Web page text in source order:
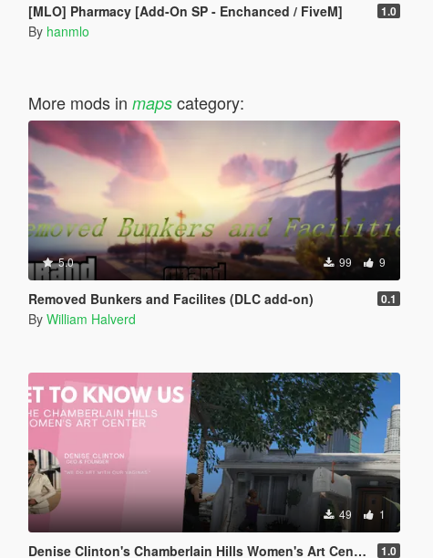
[MLO] Pharmacy [Add-On SP - Enchanced / FiveM] 1.0
By hanmlo
More mods in mapscategory:
5.0 99 9
Removed Bunkers and Facilites (DLC add-on) 0.1
By William Halverd
49 1
Denise Clinton's Chamberlain Hills Women's Art Center 1.0